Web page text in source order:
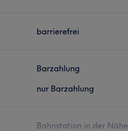
barrierefrei
Barzahlung
nur Barzahlung
Bahnstation in der Nähe